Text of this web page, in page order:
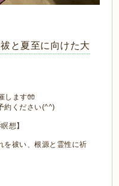
と夏至に向けた大
します🧤
約ください(^^)
想】
を祓い、根源と霊性に祈